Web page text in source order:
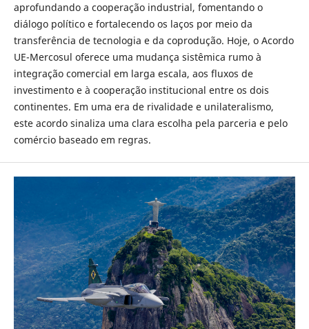
aprofundando a cooperação industrial, fomentando o
diálogo político e fortalecendo os laços por meio da
transferência de tecnologia e da coprodução. Hoje, o Acordo
UE-Mercosul oferece uma mudança sistêmica rumo à
integração comercial em larga escala, aos fluxos de
investimento e à cooperação institucional entre os dois
continentes. Em uma era de rivalidade e unilateralismo,
este acordo sinaliza uma clara escolha pela parceria e pelo
comércio baseado em regras.